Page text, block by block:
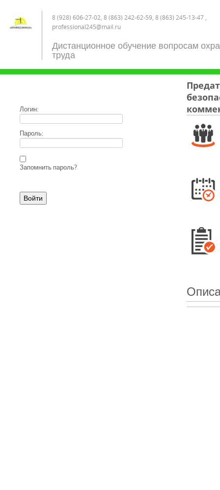
8 (928) 606-27-02, 8 (863) 242-62-59, 8 (863) 245-13-47 ,
professional245@mail.ru
Дистанционное обучение вопросам
труда
Логин:
Пароль:
Запомнить пароль?